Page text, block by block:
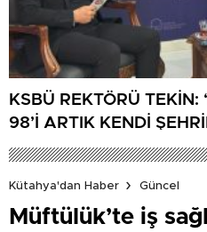
KSBÜ REKTÖRÜ
98’İ ARTIK KENDİ
Kütahya'dan Haber
Güncel
Müftülük’te iş